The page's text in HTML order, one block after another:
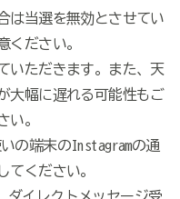
は当選を無効とさせてい
ください。
いただきます。また、天
大幅に遅れる可能性もご
い。
の端末のInstagramの通
てください。